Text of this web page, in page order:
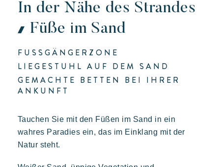
Unsere Dörfer
In der Nähe des Strandes
Füße im Sand
FUSSGÄNGERZONE
LIEGESTUHL AUF DEM SAND
GEMACHTE BETTEN BEI IHRER
ANKUNFT
Tauchen Sie mit den Füßen im Sand in ein
wahres Paradies ein, das im Einklang mit der
Natur steht.